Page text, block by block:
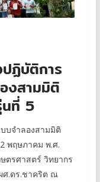
ปฏิบัติการ
งสามมิติ
นที่ 5
บจำลองสามมิติ
พฤษภาคม พ.ศ.
ตรศาสตร์ วิทยากร
ศ.ดร.ชาคริต ณ